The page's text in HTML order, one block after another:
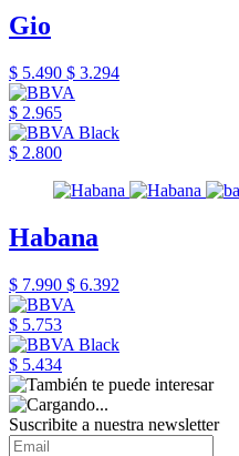
Gio
$ 5.490 $ 3.294
$ 2.965
$ 2.800
Habana
$ 7.990 $ 6.392
$ 5.753
$ 5.434
Suscribite a nuestra newsletter